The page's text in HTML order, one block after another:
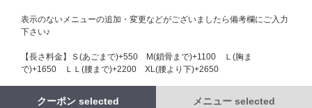
表示のないメニューの追加・変更などがございましたら備考欄にご入力
下さい♪
【長さ料金】Ｓ(あごまで)+550 М(鎖骨まで)+1100 Ｌ(胸ま
で)+1650 ＬＬ(腰まで)+2200 XL(腰より下)+2650
クーポン selected メニュー selected